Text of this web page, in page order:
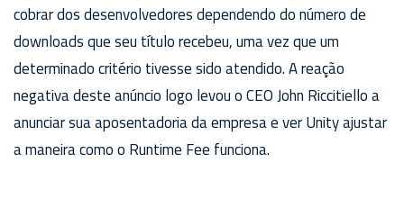
cobrar dos desenvolvedores dependendo do número de
downloads que seu título recebeu, uma vez que um
determinado critério tivesse sido atendido. A reação
negativa deste anúncio logo levou o CEO John Riccitiello a
anunciar sua aposentadoria da empresa e ver Unity ajustar
a maneira como o Runtime Fee funciona.